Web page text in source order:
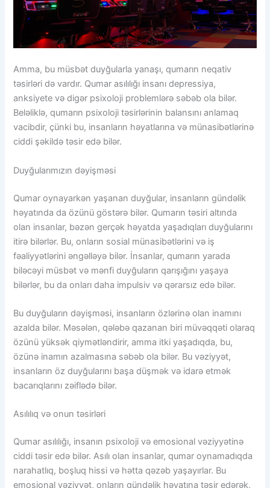
Amma, bu müsbət duyğularla yanaşı, qumarın neqativ
təsirləri də vardır. Qumar asılılığı insanı depressiya,
anksiyete və digər psixoloji problemlərə səbəb ola bilər.
Beləliklə, qumarın psixoloji təsirlərinin balansını anlamaq
vacibdir, çünki bu, insanların həyatlarına və münasibətlərinə
ciddi şəkildə təsir edə bilər.
Duyğularımızın dəyişməsi
Qumar oynayarkən yaşanan duyğular, insanların gündəlik
həyatında da özünü göstərə bilər. Qumarın təsiri altında
olan insanlar, bəzən gerçək həyatda yaşadıqları duyğularını
itirə bilərlər. Bu, onların sosial münasibətlərini və iş
fəaliyyətlərini əngəlləyə bilər. İnsanlar, qumarın yarada
biləcəyi müsbət və mənfi duyğuların qarışığını yaşaya
bilərlər, bu da onları daha impulsiv və qərarsız edə bilər.
Bu duyğuların dəyişməsi, insanların özlərinə olan inamını
azalda bilər. Məsələn, qələbə qazanan biri müvəqqəti olaraq
özünü yüksək qiymətləndirir, amma itki yaşadıqda, bu,
özünə inamın azalmasına səbəb ola bilər. Bu vəziyyət,
insanların öz duyğularını başa düşmək və idarə etmək
bacarıqlarını zəiflədə bilər.
Asılılıq və onun təsirləri
Qumar asılılığı, insanın psixoloji və emosional vəziyyətinə
ciddi təsir edə bilər. Asılı olan insanlar, qumar oynamadıqda
narahatlıq, boşluq hissi və hətta qəzəb yaşayırlar. Bu
emosional vəziyyət, onların gündəlik həyatına təsir edərək,